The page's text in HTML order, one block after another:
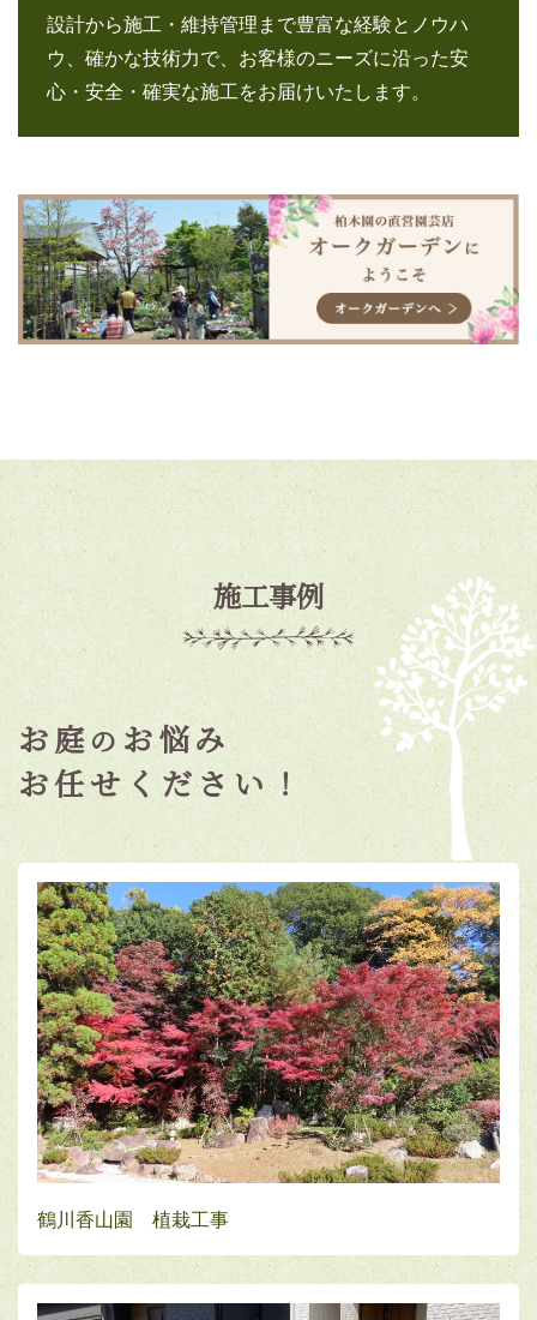
設計から施工・維持管理まで豊富な経験とノウハ
ウ、確かな技術力で、お客様のニーズに沿った安
心・安全・確実な施工をお届けいたします。
施工事例
お庭の お悩み
お任せください！
鶴川香山園 植栽工事